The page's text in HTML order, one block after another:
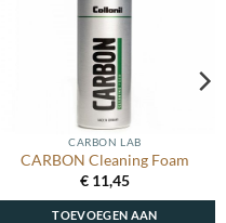
CARBON LAB
CARBON Cleaning Foam
€ 11,45
TOEVOEGEN AAN